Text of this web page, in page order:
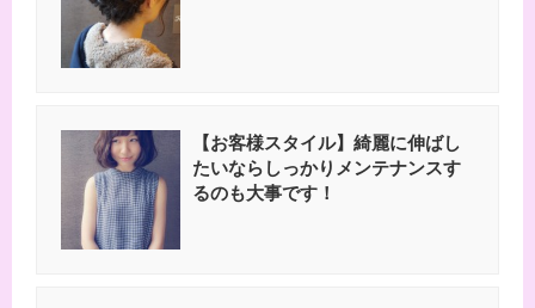
【お客様スタイル】綺麗に伸ばし
たいならしっかりメンテナンスす
るのも大事です！